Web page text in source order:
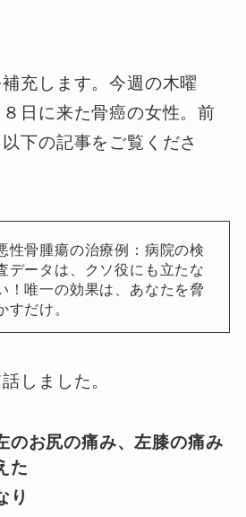
充します。今週の木曜
日に来た骨癌の女性。前
下の記事をご覧くださ
性骨腫瘍の治療例：病院の検
データは、クソ役にも立たな
！唯一の効果は、あなたを脅
すだけ。
しました。
のお尻の痛み、左膝の痛み
た
り